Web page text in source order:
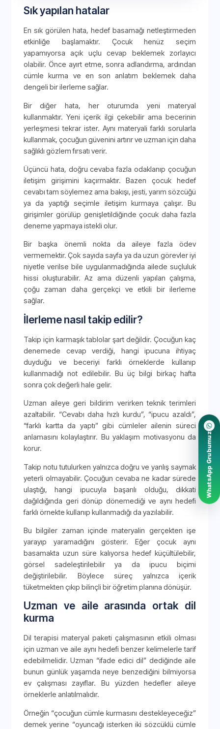
Sık yapılan hatalar
En sık görülen hata, hedef basamağı netleştirmeden
etkinliğe başlamaktır. Çocuk henüz seçim
yapamıyorsa açık uçlu cevap beklemek zorlayıcı
olabilir. Önce ayırt etme, sonra adlandırma, ardından
cümle kurma ve en son anlatım beklemek daha
dengeli bir ilerleme sağlar.
Bir diğer hata, her oturumda yeni materyal
kullanmaktır. Yeni içerik ilgi çekebilir ama becerinin
yerleşmesi tekrar ister. Aynı materyali farklı sorularla
kullanmak, çocuğun güvenini artırır ve uzman için daha
sağlıklı gözlem fırsatı verir.
Üçüncü hata, doğru cevaba fazla odaklanıp çocuğun
iletişim girişimini kaçırmaktır. Bazen çocuk hedef
cevabı tam söylemez ama bakışı, jesti, yarım sözcüğü
ya da yaptığı seçimle iletişim kurmaya çalışır. Bu
girişimler görülüp genişletildiğinde çocuk daha fazla
deneme yapmaya istekli olur.
Bir başka önemli nokta da aileye fazla ödev
vermemektir. Çok sayıda sayfa ya da uzun görevler iyi
niyetle verilse bile uygulanmadığında ailede suçluluk
hissi oluşturabilir. Az ama düzenli yapılan çalışma,
çoğu zaman daha gerçekçi ve etkili bir ilerleme
sağlar.
İlerleme nasıl takip edilir?
Takip için karmaşık tablolar şart değildir. Çocuğun kaç
denemede cevap verdiği, hangi ipucuna ihtiyaç
duyduğu ve beceriyi farklı örneklerde kullanıp
kullanmadığı not edilebilir. Bu üç bilgi birkaç hafta
sonra çok değerli hale gelir.
Uzman aileye geri bildirim verirken teknik terimleri
azaltabilir. “Cevabı daha hızlı kurdu”, “ipucu azaldı”,
“farklı kartta da yaptı” gibi cümleler ailenin süreci
anlamasını kolaylaştırır. Bu yaklaşım motivasyonu da
korur.
Takip notu tutulurken yalnızca doğru ve yanlış saymak
yeterli olmayabilir. Çocuğun cevaba ne kadar sürede
ulaştığı, hangi ipucuyla başarılı olduğu, dikkati
dağıldığında geri dönüp dönemediği ve aynı hedefi
farklı örnekte kullanıp kullanmadığı da yazılabilir.
Bu bilgiler zaman içinde materyalin gerçekten işe
yarayıp yaramadığını gösterir. Eğer çocuk aynı
basamakta uzun süre kalıyorsa hedef küçültülebilir,
görsel sadeleştirilebilir ya da ipucu biçimi
değiştirilebilir. Böylece süreç yalnızca içerik
tüketmekten çıkıp bilinçli bir öğretim planına dönüşür.
Uzman ve aile arasında ortak dil
kurma
Dil terapisi materyal paketi çalışmasının etkili olması
için uzman ve aile aynı hedefi benzer kelimelerle tarif
edebilmelidir. Uzman “ifade edici dil” dediğinde aile
bunun günlük yaşamda neye benzediğini bilmiyorsa
ev çalışması zayıflar. Bu yüzden hedefler aileye
örneklerle anlatılmalıdır.
Örneğin “çocuğun cümle kurmasını destekleyeceğiz”
demek yerine “oyuncağı isterken iki sözcüklü cümle
WhatsApp Grubumuz